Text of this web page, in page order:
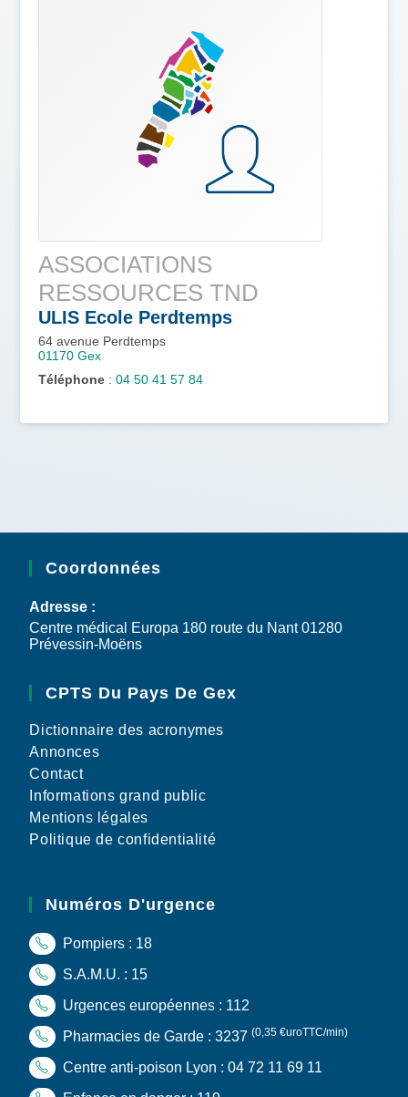
ASSOCIATIONS
RESSOURCES TND
ULIS Ecole Perdtemps
64 avenue Perdtemps
01170 Gex
Téléphone : 04 50 41 57 84
Coordonnées
Adresse :
Centre médical Europa 180 route du Nant 01280
Prévessin-Moëns
CPTS Du Pays De Gex
Dictionnaire des acronymes
Annonces
Contact
Informations grand public
Mentions légales
Politique de confidentialité
Numéros D'urgence
Pompiers : 18
S.A.M.U. : 15
Urgences européennes : 112
Pharmacies de Garde : 3237(0,35 €uroTTC/min)
Centre anti-poison Lyon : 04 72 11 69 11